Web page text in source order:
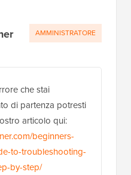
che stai
di partenza potresti
articolo qui:
beginners-
to-troubleshooting-
by-step/
AMMINISTRATORE